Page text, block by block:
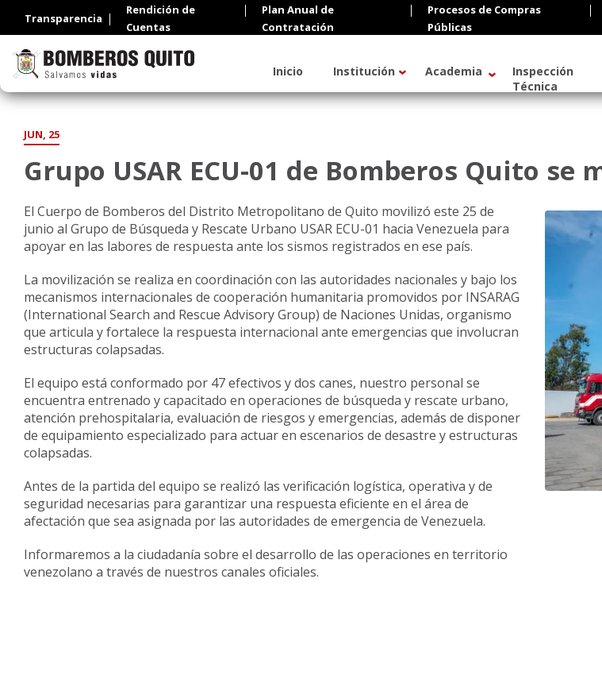
Transparencia
Rendición de
Cuentas
Plan Anual de
Contratación
Procesos de Compras
Públicas
Inicio Institución Academia
Inspección
Técnica
JUN, 25
Grupo USAR ECU-01 de Bomberos Quito se
El Cuerpo de Bomberos del Distrito Metropolitano de Quito movilizó este 25 de
junio al Grupo de Búsqueda y Rescate Urbano USAR ECU-01 hacia Venezuela para
apoyar en las labores de respuesta ante los sismos registrados en ese país.
La movilización se realiza en coordinación con las autoridades nacionales y bajo los
mecanismos internacionales de cooperación humanitaria promovidos por INSARAG
(International Search and Rescue Advisory Group) de Naciones Unidas, organismo
que articula y fortalece la respuesta internacional ante emergencias que involucran
estructuras colapsadas.
El equipo está conformado por 47 efectivos y dos canes, nuestro personal se
encuentra entrenado y capacitado en operaciones de búsqueda y rescate urbano,
atención prehospitalaria, evaluación de riesgos y emergencias, además de disponer
de equipamiento especializado para actuar en escenarios de desastre y estructuras
colapsadas.
Antes de la partida del equipo se realizó las verificación logística, operativa y de
seguridad necesarias para garantizar una respuesta eficiente en el área de
afectación que sea asignada por las autoridades de emergencia de Venezuela.
Informaremos a la ciudadanía sobre el desarrollo de las operaciones en territorio
venezolano a través de nuestros canales oficiales.